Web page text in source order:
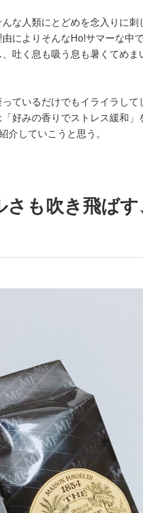
な人類にとどめを念入りに
によりそんなHo!サマーな中
吐く息も吸う息も暑くてめ
っているだけでもイライラし
好みの香りでストレス緩和
介していこうと思う。
さも吹き飛ば